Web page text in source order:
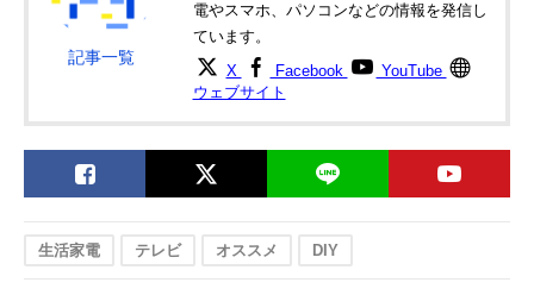
記事一覧
電やスマホ、パソコンなどの情報を発信し
ています。
X Facebook
YouTube
ウェブサイト
生活家電 テレビ オススメ DIY